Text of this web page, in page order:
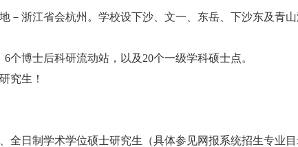
－浙江省会杭州。学校设下沙、文一、东岳、下沙东及青
个博士后科研流动站，以及20个一级学科硕士点。
究生！
全日制学术学位硕士研究生（具体参见网报系统招生专业目